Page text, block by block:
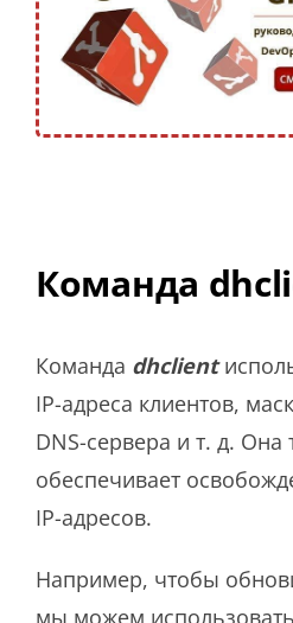
Команда
Команда dhclient
IP-адреса клиентов,
DNS-сервера и т. д. Она
обеспечивает
IP-адресов.
Например, чтобы